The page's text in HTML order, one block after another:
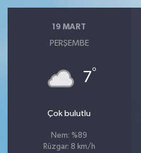
19 MART
PERŞEMBE
7°
Çok bulutlu
Nem: %89
Rüzgar: 8 km/h